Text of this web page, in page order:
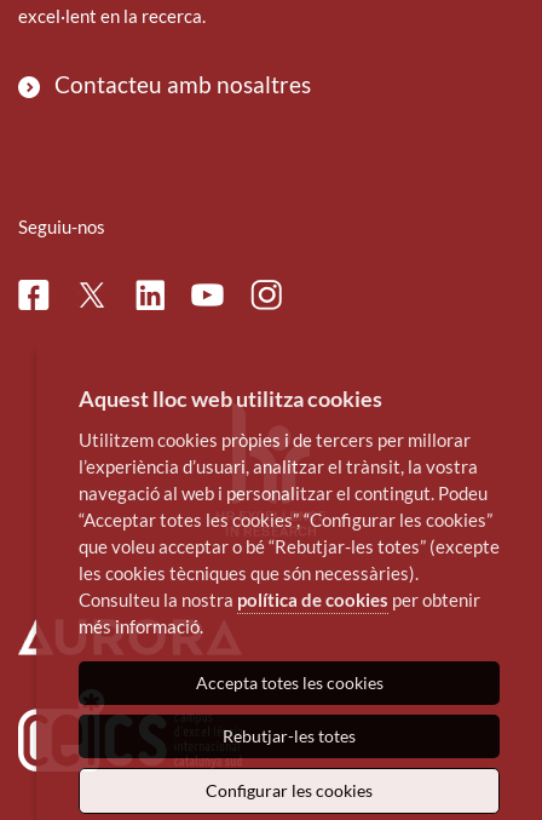
excel·lent en la recerca.
Contacteu amb nosaltres
Seguiu-nos
FacebookTwitterLinkedinYoutubeInstagram
Aquest lloc web utilitza cookies
Utilitzem cookies pròpies i de tercers per millorar
l’experiència d’usuari, analitzar el trànsit, la vostra
navegació al web i personalitzar el contingut. Podeu
“Acceptar totes les cookies”, “Configurar les cookies”
que voleu acceptar o bé “Rebutjar-les totes” (excepte
les cookies tècniques que són necessàries).
Consulteu la nostra política de cookies per obtenir
més informació.
Accepta totes les cookies
Rebutjar-les totes
Configurar les cookies